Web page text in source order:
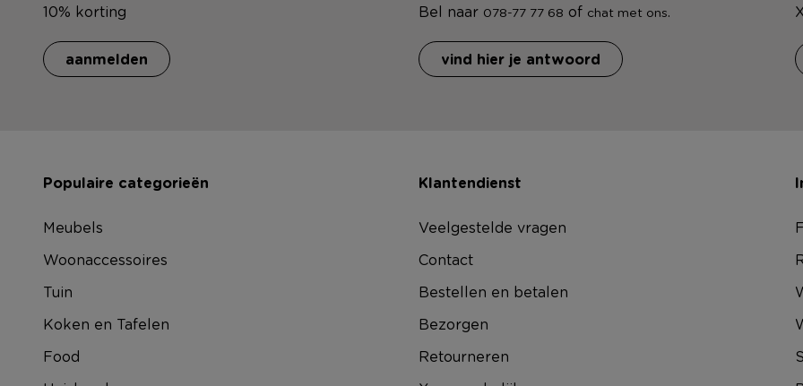
10% korting
aanmelden
Bel naar 078-77 77 68 of chat met ons.
vind hier je antwoord
Populaire categorieën
Meubels
Woonaccessoires
Tuin
Koken en Tafelen
Food
Klantendienst
Veelgestelde vragen
Contact
Bestellen en betalen
Bezorgen
Retourneren